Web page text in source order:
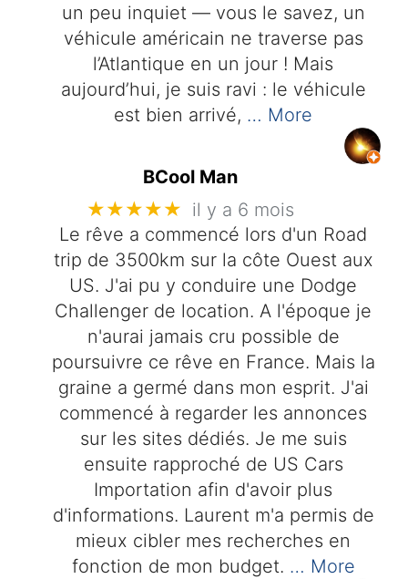
un peu inquiet — vous le savez, un
véhicule américain ne traverse pas
l’Atlantique en un jour ! Mais
aujourd’hui, je suis ravi : le véhicule
est bien arrivé, … More
BCool Man
★★★★★ il y a 6 mois
Le rêve a commencé lors d'un Road
trip de 3500km sur la côte Ouest aux
US. J'ai pu y conduire une Dodge
Challenger de location. A l'époque je
n'aurai jamais cru possible de
poursuivre ce rêve en France. Mais la
graine a germé dans mon esprit. J'ai
commencé à regarder les annonces
sur les sites dédiés. Je me suis
ensuite rapproché de US Cars
Importation afin d'avoir plus
d'informations. Laurent m'a permis de
mieux cibler mes recherches en
fonction de mon budget. … More